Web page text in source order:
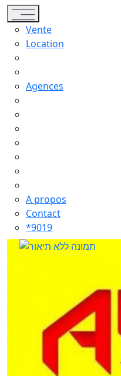
Toggle navigation
Vente
Location
Agences
A propos
Contact
*9019